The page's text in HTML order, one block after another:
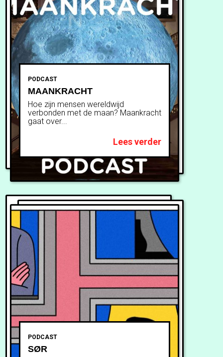
PODCAST
MAANKRACHT
Hoe zijn mensen wereldwijd
verbonden met de maan? Maankracht
gaat over...
Lees verder
PODCAST
SØR